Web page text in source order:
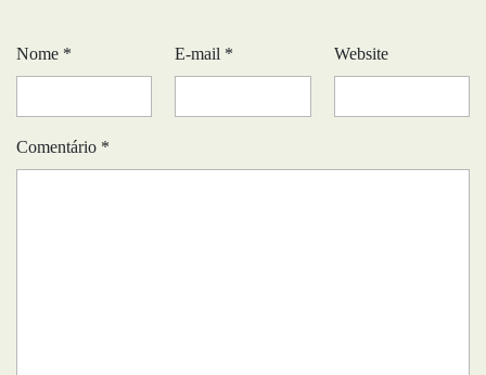
Nome * E-mail * Website
Comentário *